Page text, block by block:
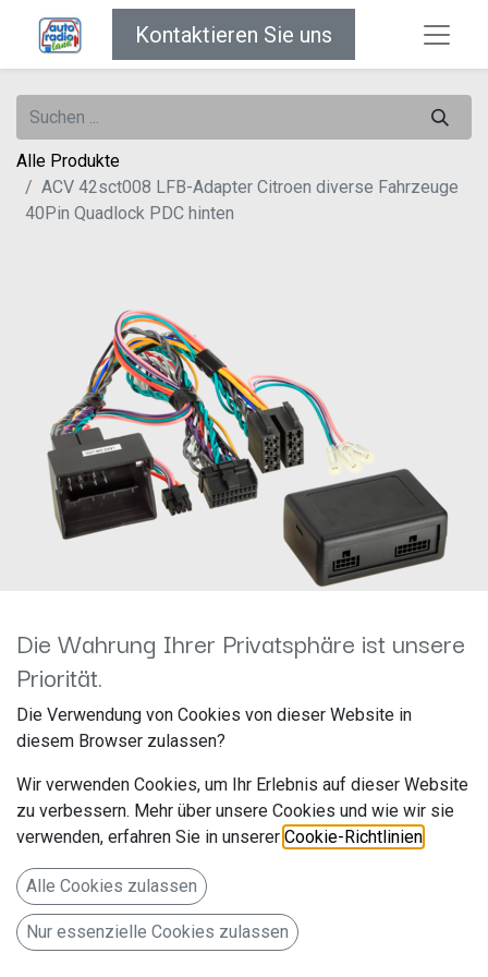
Kontaktieren Sie uns
Alle Produkte
ACV 42sct008 LFB-Adapter Citroen diverse Fahrzeuge
40Pin Quadlock PDC hinten
ACV 42sct008 LFB-Adapter
Citroen diverse Fahrzeuge
40Pin Quadlock PDC hinten
Artikelnummer: 42sct008
acv GmbH
Straßburger Allee 10-12
Die Wahrung Ihrer Privatsphäre ist unsere
Priorität.
Die Verwendung von Cookies von dieser Website in
diesem Browser zulassen?
Wir verwenden Cookies, um Ihr Erlebnis auf dieser Website
zu verbessern. Mehr über unsere Cookies und wie wir sie
verwenden, erfahren Sie in unserer Cookie-Richtlinien
Alle Cookies zulassen
Nur essenzielle Cookies zulassen